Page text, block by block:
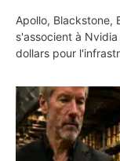
Apollo, Blackstone,
s'associent à
dollars pour
Strategy vend